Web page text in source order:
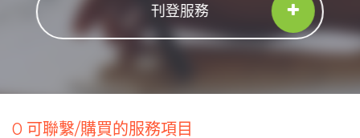
刊登服務
0 可聯繫/購買的服務項目